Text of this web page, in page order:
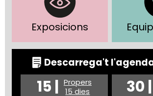
Exposicions
Descarrega't l'agenda
15 | Propers
15 dies
30 |